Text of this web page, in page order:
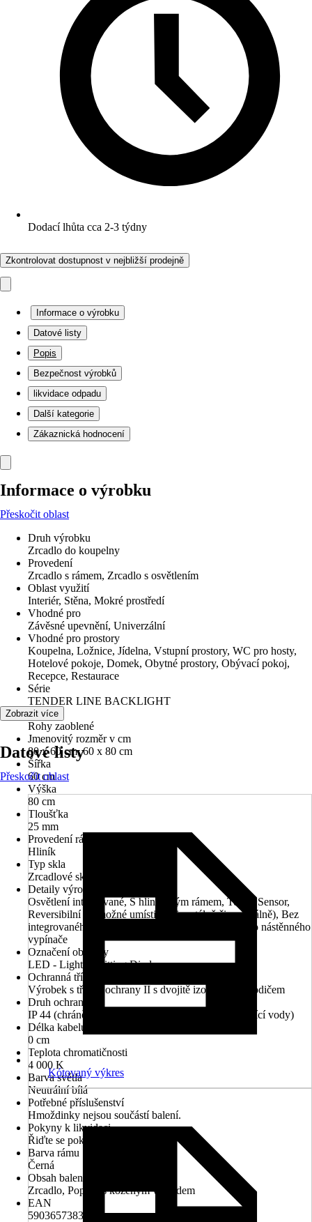
Dodací lhůta cca 2-3 týdny
Zkontrolovat dostupnost v nejbližší prodejně
Informace o výrobku
Datové listy
Popis
Bezpečnost výrobků
likvidace odpadu
Další kategorie
Zákaznická hodnocení
Informace o výrobku
Přeskočit oblast
Druh výrobku
Zrcadlo do koupelny
Provedení
Zrcadlo s rámem, Zrcadlo s osvětlením
Oblast využití
Interiér, Stěna, Mokré prostředí
Vhodné pro
Závěsné upevnění, Univerzální
Vhodné pro prostory
Koupelna, Ložnice, Jídelna, Vstupní prostory, WC pro hosty,
Hotelové pokoje, Domek, Obytné prostory, Obývací pokoj,
Recepce, Restaurace
Série
TENDER LINE BACKLIGHT
Tvar
Rohy zaoblené
Jmenovitý rozměr v cm
80 x 60 cm, 60 x 80 cm
Šířka
60 cm
Výška
80 cm
Tloušťka
25 mm
Provedení rámu
Hliník
Typ skla
Zrcadlové sklo
Detaily výrobku
Osvětlení integrované, S hliníkovým rámem, Touch Sensor,
Reversibilní (je možné umístit horizontálně či vertikálně), Bez
integrovaného vypínače - ovládání pomocí určeného nástěnného
vypínače
Označení objímky
LED - Light Ermitting Diode
Ochranná třída
Výrobek s třídou ochrany II s dvojitě izolovaným vodičem
Druh ochrany
IP 44 (chráněno před vniknutím cizích těles a stříkající vody)
Délka kabelu
0 cm
Teplota chromatičnosti
4 000 K
Barva světla
Neutrální bílá
Potřebné příslušenství
Hmoždinky nejsou součástí balení.
Pokyny k likvidaci
Řiďte se pokyny pro likvidaci
Barva rámu
Černá
Obsah balení
Zrcadlo, Popruh s koženým vzhledem
EAN
5903657383807
Zobrazit více
Datové listy
Přeskočit oblast
Kótovaný výkres